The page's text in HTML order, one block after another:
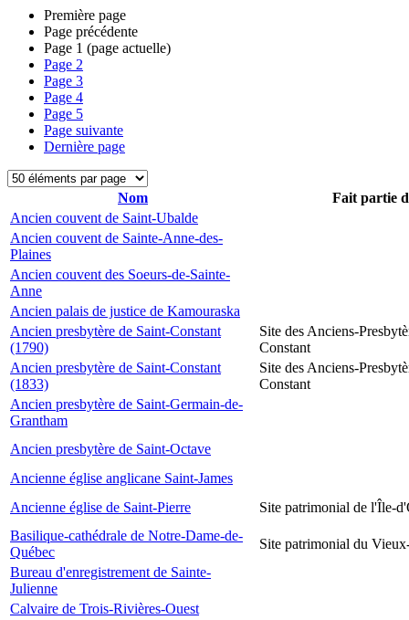
Première page
Page précédente
Page 1 (page actuelle)
Page 2
Page 3
Page 4
Page 5
Page suivante
Dernière page
Nom
Fait partie
Ancien couvent de Saint-Ubalde
Ancien couvent de Sainte-Anne-des-
Plaines
Ancien couvent des Soeurs-de-Sainte-
Anne
Ancien palais de justice de Kamouraska
Ancien presbytère de Saint-Constant
(1790)
Site des Anciens-
Constant
Ancien presbytère de Saint-Constant
(1833)
Site des Anciens-
Constant
Ancien presbytère de Saint-Germain-de-
Grantham
Ancien presbytère de Saint-Octave
Ancienne église anglicane Saint-James
Ancienne église de Saint-Pierre
Site patrimonial de l'Île-
Basilique-cathédrale de Notre-Dame-de-
Québec
Site patrimonial du
Bureau d'enregistrement de Sainte-
Julienne
Calvaire de Trois-Rivières-Ouest